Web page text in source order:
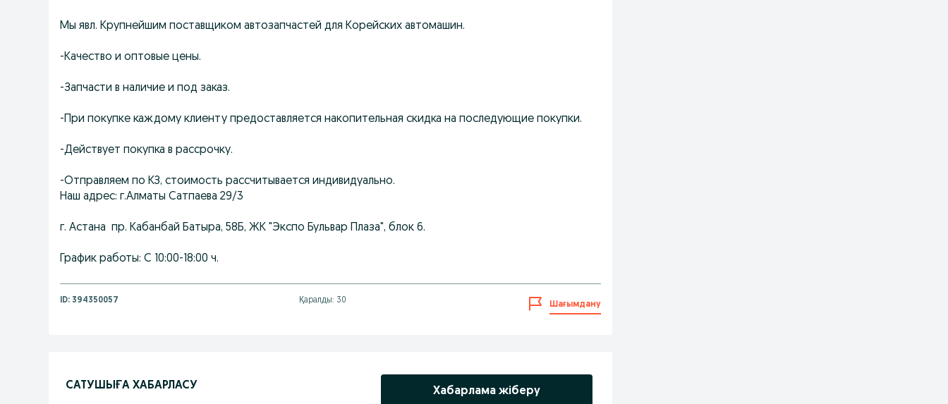
Мы явл. Крупнейшим поставщиком автозапчастей для Корейских автомашин.
-Качество и оптовые цены.
-Запчасти в наличие и под заказ.
-При покупке каждому клиенту предоставляется накопительная скидка на последующие покупки.
-Действует покупка в рассрочку.
-Отправляем по КЗ, стоимость рассчитывается индивидуально.
Наш адрес: г.Алматы Сатпаева 29/3
г. Астана пр. Кабанбай Батыра, 58Б, ЖК "Экспо Бульвар Плаза", блок 6.
График работы: С 10:00-18:00 ч.
ID: 394350057 Қаралды: 30 Шағымдану
САТУШЫҒА ХАБАРЛАСУ
Хабарлама жіберу